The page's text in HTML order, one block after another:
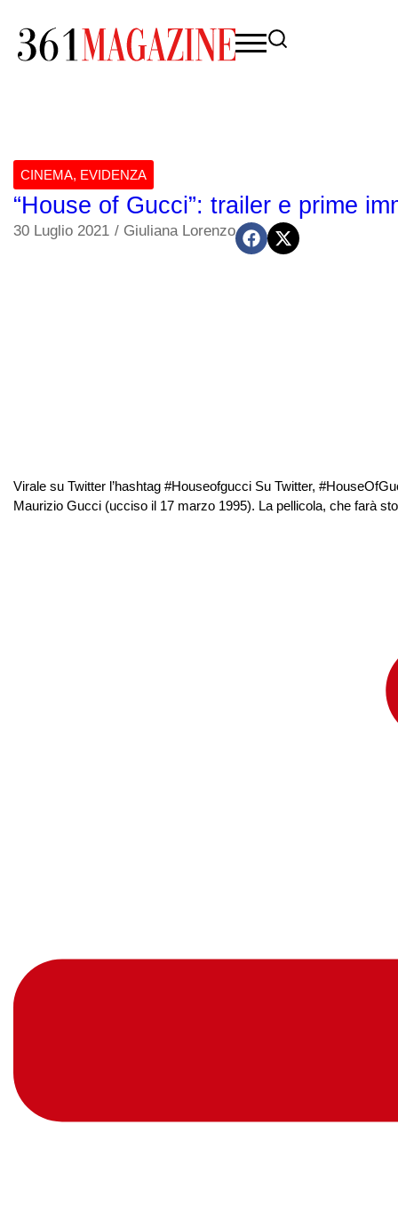
CINEMA, EVIDENZA
“House of Gucci”: trailer e prime
30 Luglio 2021 / Giuliana Lorenzo
Virale su Twitter l’hashtag #Houseofgucci Su Twitter,
Maurizio Gucci (ucciso il 17 marzo 1995). La pellicola, che farà